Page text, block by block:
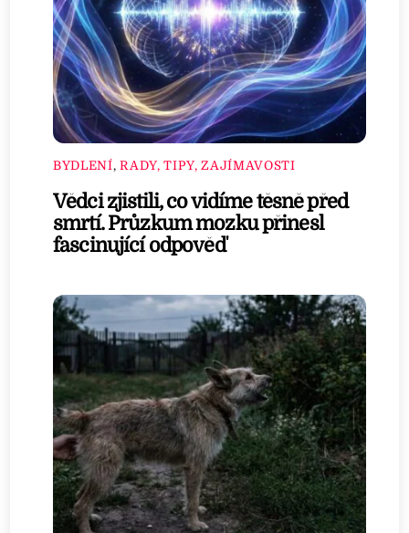
BYDLENÍ,RADY, TIPY, ZAJÍMAVOSTI
Vědci zjistili, co vidíme těsně před
smrtí. Průzkum mozku přinesl
fascinující odpověď